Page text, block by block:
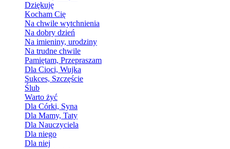
Dziękuję
Kocham Cię
Na chwile wytchnienia
Na dobry dzień
Na imieniny, urodziny
Na trudne chwile
Pamiętam, Przepraszam
Dla Cioci, Wujka
Sukces, Szczęście
Ślub
Warto żyć
Dla Córki, Syna
Dla Mamy, Taty
Dla Nauczyciela
Dla niego
Dla niej